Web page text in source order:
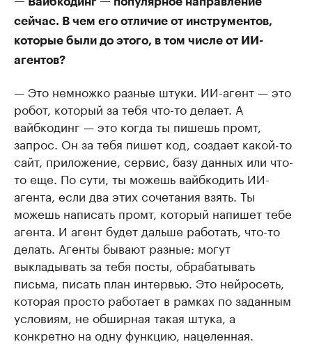
сейчас. В чем его отличие от инструментов,
которые были до этого, в том числе от ИИ-
агентов?
— Это немножко разные штуки. ИИ-агент — это
робот, который за тебя что-то делает. А
вайбкодинг — это когда ты пишешь промт,
запрос. Он за тебя пишет код, создает какой-то
сайт, приложение, сервис, базу данных или что-
то еще. По сути, ты можешь вайбкодить ИИ-
агента, если два этих сочетания взять. Ты
можешь написать промт, который напишет тебе
агента. И агент будет дальше работать, что-то
делать. Агенты бывают разные: могут
выкладывать за тебя посты, обрабатывать
письма, писать план интервью. Это нейросеть,
которая просто работает в рамках по заданным
условиям, не обширная такая штука, а
конкретно на одну функцию, нацеленная.